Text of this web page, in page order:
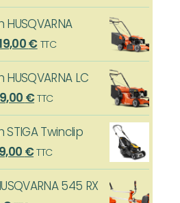
prix
actuel
est :
:
€Le
prix
actuel
est :
TTC
LC
:
€Le
prix
actuel
est :
TTC
Twinclip
€Le
prix
actuel
TTC
545 RX